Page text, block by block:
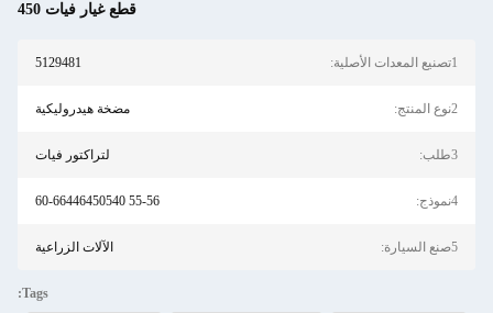
قطع غيار فيات 450
1تصنيع المعدات الأصلية: 5129481
2نوع المنتج: مضخة هيدروليكية
3طلب: لتراكتور فيات
4نموذج: 55-56 60-66446450540
5صنع السيارة: الآلات الزراعية
Tags: